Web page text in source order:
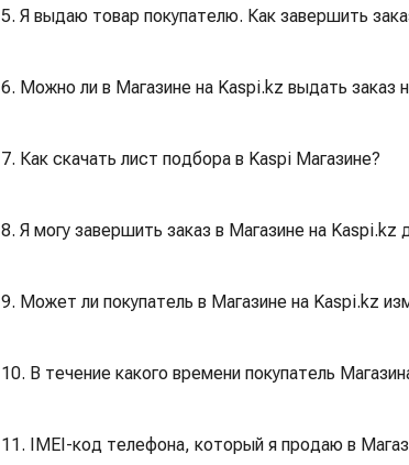
5. Я выдаю товар покупателю. Как завершить
6. Можно ли в Магазине на Kaspi.kz выдать заказ
7. Как скачать лист подбора в Kaspi Магазине?
8. Я могу завершить заказ в Магазине на Kaspi.kz
9. Может ли покупатель в Магазине на Kaspi.kz
10. В течение какого времени покупатель
11. IMEI-код телефона, который я продаю в